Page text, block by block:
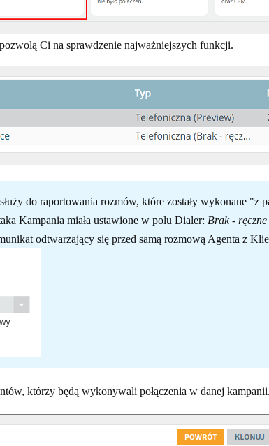
Ci na sprawdzenie najważniejszych funkcji.
do raportowania rozmów, które zostały wykonane
Kampania miała ustawione w polu Dialer: Brak -
odtwarzający się przed samą rozmową Agenta z
którzy będą wykonywali połączenia w danej